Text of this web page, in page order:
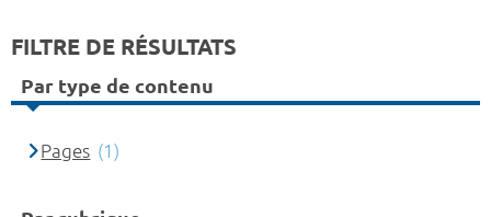
FILTRE DE RÉSULTATS
Par type de contenu
Pages (1)